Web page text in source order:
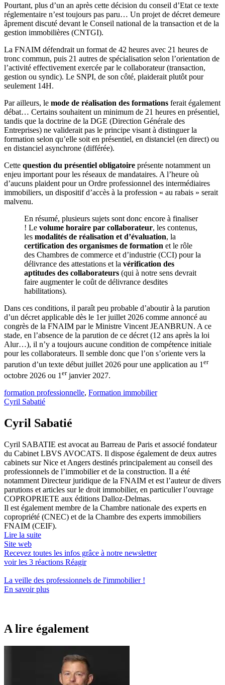
Pourtant, plus d’un an après cette décision du conseil d’Etat ce texte
réglementaire n’est toujours pas paru… Un projet de décret demeure
âprement discuté devant le Conseil national de la transaction et de la
gestion immobilières (CNTGI).
La FNAIM défendrait un format de 42 heures avec 21 heures de
tronc commun, puis 21 autres de spécialisation selon l’orientation de
l’activité effectivement exercée par le collaborateur (transaction,
gestion ou syndic). Le SNPI, de son côté, plaiderait plutôt pour
seulement 14H.
Par ailleurs, le mode de réalisation des formations ferait également
débat… Certains souhaitent un minimum de 21 heures en présentiel,
tandis que la doctrine de la DGE (Direction Générale des
Entreprises) ne validerait pas le principe visant à distinguer la
formation selon qu’elle soit en présentiel, en distanciel (en direct) ou
en distanciel asynchrone (différée).
Cette question du présentiel obligatoire présente notamment un
enjeu important pour les réseaux de mandataires. A l’heure où
d’aucuns plaident pour un Ordre professionnel des intermédiaires
immobiliers, un dispositif d’accès à la profession « au rabais » serait
malvenu.
En résumé, plusieurs sujets sont donc encore à finaliser
! Le volume horaire par collaborateur, les contenus,
les modalités de réalisation et d’évaluation, la
certification des organismes de formation et le rôle
des Chambres de commerce et d’industrie (CCI) pour la
délivrance des attestations et la vérification des
aptitudes des collaborateurs (qui à notre sens devrait
faire augmenter le coût de délivrance desdites
habilitations).
Dans ces conditions, il paraît peu probable d’aboutir à la parution
d’un décret applicable dès le 1er juillet 2026 comme annoncé au
congrès de la FNAIM par le Ministre Vincent JEANBRUN. A ce
stade, en l’absence de la parution de ce décret (12 ans après la loi
Alur…), il n’y a toujours aucune condition de compétence initiale
pour les collaborateurs. Il semble donc que l’on s’oriente vers la
parution d’un texte début juillet 2026 pour une application au 1 er
octobre 2026 ou 1erjanvier 2027.
formation professionnelle, Formation immobilier
Cyril Sabatié
Cyril Sabatié
Cyril SABATIE est avocat au Barreau de Paris et associé fondateur
du Cabinet LBVS AVOCATS. Il dispose également de deux autres
cabinets sur Nice et Angers destinés principalement au conseil des
professionnels de l’immobilier et de la construction. Il a été
notamment Directeur juridique de la FNAIM et est l’auteur de divers
parutions et articles sur le droit immobilier, en particulier l’ouvrage
COPROPRIETE aux éditions Dalloz-Delmas.
Il est également membre de la Chambre nationale des experts en
copropriété (CNEC) et de la Chambre des experts immobiliers
FNAIM (CEIF).
Lire la suite
Site web
Recevez toutes les infos grâce à notre newsletter
voir les 3 réactions Réagir
La veille des professionnels de l'immobilier!
En savoir plus
A lire également